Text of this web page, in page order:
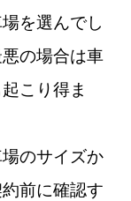
を選んでし
の場合は車
こり得ま
のサイズか
前に確認す